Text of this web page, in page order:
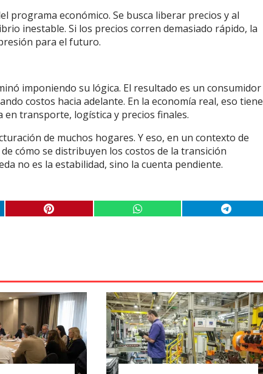
programa económico. Se busca liberar precios y al
inestable. Si los precios corren demasiado rápido, la
para el futuro.
imponiendo su lógica. El resultado es un consumidor
costos hacia adelante. En la economía real, eso tiene
transporte, logística y precios finales.
de muchos hogares. Y eso, en un contexto de
cómo se distribuyen los costos de la transición
no es la estabilidad, sino la cuenta pendiente.